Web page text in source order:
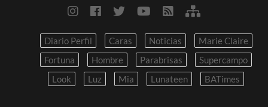
Diario Perfil Caras Noticias
Marie Claire
Fortuna
Hombre Parabrisas
Supercampo
Look
Luz Mia Lunateen BATimes